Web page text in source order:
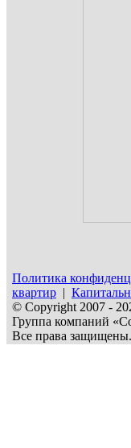
Политика
квартир |
© Copyright 2007 -
Группа компаний
Все права защищены.